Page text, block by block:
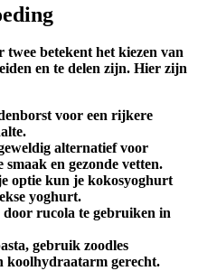
betekent het kiezen van
en te delen zijn. Hier zijn
voor een rijkere
alternatief voor
smaak en gezonde vetten.
optie kun je kokosyoghurt
yoghurt.
door rucola te gebruiken in
gebruik zoodles
koolhydraatarm gerecht.